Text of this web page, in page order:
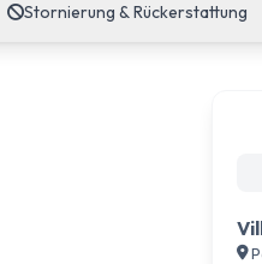
Stornierung & Rückerstattung